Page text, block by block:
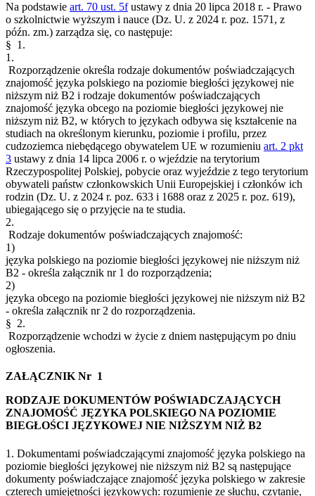
Na podstawie art. 70 ust. 5fustawy z dnia 20 lipca 2018 r. - Prawo
o szkolnictwie wyższym i nauce (Dz. U. z 2024 r. poz. 1571, z
późn. zm.) zarządza się, co następuje:
§ 1.
1.
Rozporządzenie określa rodzaje dokumentów poświadczających
znajomość języka polskiego na poziomie biegłości językowej nie
niższym niż B2 i rodzaje dokumentów poświadczających
znajomość języka obcego na poziomie biegłości językowej nie
niższym niż B2, w których to językach odbywa się kształcenie na
studiach na określonym kierunku, poziomie i profilu, przez
cudzoziemca niebędącego obywatelem UE w rozumieniu art. 2 pkt
3 ustawy z dnia 14 lipca 2006 r. o wjeździe na terytorium
Rzeczypospolitej Polskiej, pobycie oraz wyjeździe z tego terytorium
obywateli państw członkowskich Unii Europejskiej i członków ich
rodzin (Dz. U. z 2024 r. poz. 633 i 1688 oraz z 2025 r. poz. 619),
ubiegającego się o przyjęcie na te studia.
2.
Rodzaje dokumentów poświadczających znajomość:
1)
języka polskiego na poziomie biegłości językowej nie niższym niż
B2 - określa załącznik nr 1 do rozporządzenia;
2)
języka obcego na poziomie biegłości językowej nie niższym niż B2
- określa załącznik nr 2 do rozporządzenia.
§ 2.
Rozporządzenie wchodzi w życie z dniem następującym po dniu
ogłoszenia.
ZAŁĄCZNIK Nr 1
RODZAJE DOKUMENTÓW POŚWIADCZAJĄCYCH
ZNAJOMOŚĆ JĘZYKA POLSKIEGO NA POZIOMIE
BIEGŁOŚCI JĘZYKOWEJ NIE NIŻSZYM NIŻ B2
1. Dokumentami poświadczającymi znajomość języka polskiego na
poziomie biegłości językowej nie niższym niż B2 są następujące
dokumenty poświadczające znajomość języka polskiego w zakresie
czterech umiejętności językowych: rozumienie ze słuchu, czytanie,